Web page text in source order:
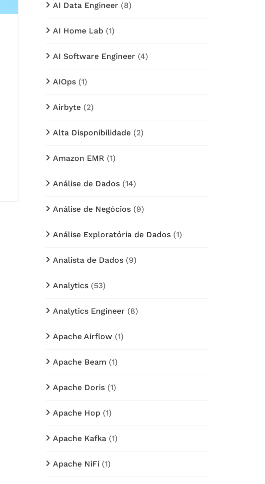
AI Data Engineer (8)
AI Home Lab (1)
AI Software Engineer (4)
AIOps (1)
Airbyte (2)
Alta Disponibilidade (2)
Amazon EMR (1)
Análise de Dados (14)
Análise de Negócios (9)
Análise Exploratória de Dados (1)
Analista de Dados (9)
Analytics (53)
Analytics Engineer (8)
Apache Airflow (1)
Apache Beam (1)
Apache Doris (1)
Apache Hop (1)
Apache Kafka (1)
Apache NiFi (1)